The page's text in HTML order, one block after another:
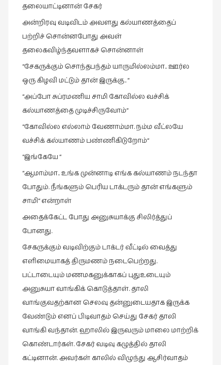
தலையாட்டினான் சேகர்
அன்றிரவு வடிவிடம் அவளது கல்யாணத்தைப்
பற்றிச் சொன்னபோது அவள்
தலைகவிழ்ந்தவளாகச் சொன்னாள்
“சேகருக்கும் சொந்தபந்தம் யாருமில்லம்மா.. ஊர்ல
ஒரு கிழவி மட்டும் தான் இருக்கு.. “
“அப்போ சுப்ரமணிய சாமி கோவில்ல வச்சிக்
கல்யாணத்தை முடிச்சிருவோம்“
“கோவில்ல எல்லாம் வேணாம்மா. நம்ம வீட்லயே
வச்சிக் கல்யாணம் பண்ணிகிடுறோம்“
“இங்கேயே “
“ஆமாம்மா.. உங்க முன்னாடி எங்க கல்யாணம் நடந்தா
போதும். நீங்களும் பெரிய டாக்டரும் தான் எங்களும்
சாமி“ என்றாள்
அதைக்கேட்ட போது அனுசுயாக்கு சிலிர்த்துப்
போனது.
சேகருக்கும் வடிவிற்கும் டாக்டர் வீட்டில் வைத்து
எளிமையாகத் திருமணம் நடைபெற்றது.
பட்டாடையும் மணமகனுக்காகப் புதுஉடையும்
அனுசுயா வாங்கிக் கொடுத்தாள். தாலி
வாங்குவதற்கான செலவு தன்னுடையதாக இருக்க
வேண்டும் எனப் பிடிவாதம் செய்து சேகர் தாலி
வாங்கி வந்தான். ஹாலில் இருவரும் மாலை மாற்றிக்
கொண்டார்கள். சேகர் வடிவு கழுத்தில் தாலி
கட்டினான். அவர்கள் காலில் விழுந்து ஆசிர்வாதம்